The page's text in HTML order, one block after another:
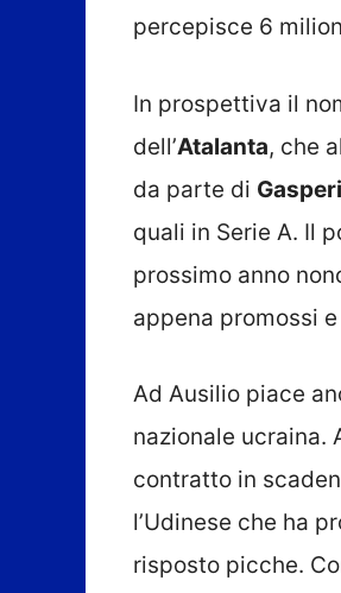
percepisce 6
In prospettiva il
dell’Atalanta, che
da parte di
quali in Serie A. Il
prossimo anno
appena promossi
Ad Ausilio piace
nazionale ucraina.
contratto in
l’Udinese che ha
risposto picche.